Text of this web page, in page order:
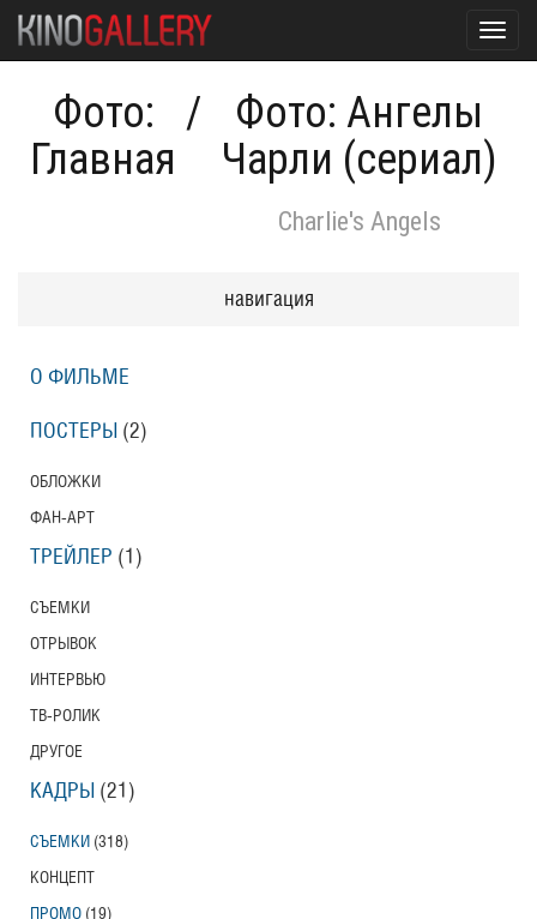
Фото:
Главная
/
Фото: Ангелы
Чарли (сериал)
Charlie's Angels
навигация
О ФИЛЬМЕ
ПОСТЕРЫ (2)
ОБЛОЖКИ
ФАН-АРТ
ТРЕЙЛЕР (1)
СЪЕМКИ
ОТРЫВОК
ИНТЕРВЬЮ
ТВ-РОЛИК
ДРУГОЕ
КАДРЫ (21)
СЪЕМКИ (318)
КОНЦЕПТ
ПРОМО (19)